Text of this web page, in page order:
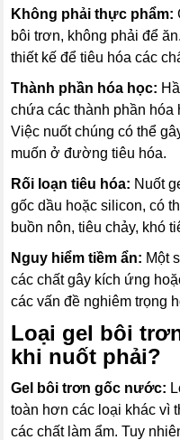
Không phải thực phẩm:
bôi trơn, không phải để
thiết kế để tiêu hóa các
Thành phần hóa học:
chứa các thành phần hóa
Việc nuốt chúng có thể
muốn ở đường tiêu hóa.
Rối loạn tiêu hóa: Nuốt
gốc dầu hoặc silicon, có
buồn nôn, tiêu chảy, khó
Nguy hiểm tiềm ẩn: Một
các chất gây kích ứng
các vấn đề nghiêm trọng
Loại gel bôi
khi nuốt phải?
Gel bôi trơn gốc nước:
toàn hơn các loại khác vì
các chất làm ẩm. Tuy